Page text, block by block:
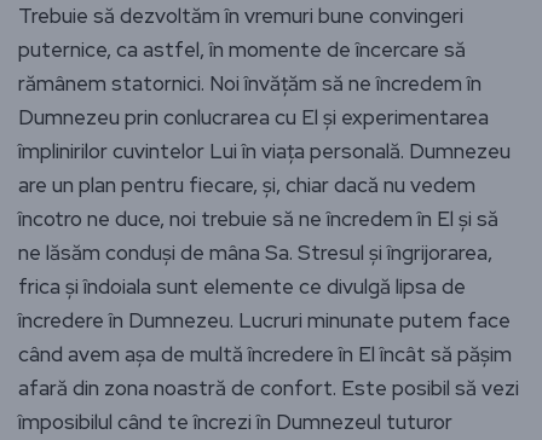
Trebuie să dezvoltăm în vremuri bune convingeri
puternice, ca astfel, în momente de încercare să
rămânem statornici. Noi învățăm să ne încredem în
Dumnezeu prin conlucrarea cu El și experimentarea
împlinirilor cuvintelor Lui în viața personală. Dumnezeu
are un plan pentru fiecare, și, chiar dacă nu vedem
încotro ne duce, noi trebuie să ne încredem în El și să
ne lăsăm conduși de mâna Sa. Stresul și îngrijorarea,
frica și îndoiala sunt elemente ce divulgă lipsa de
încredere în Dumnezeu. Lucruri minunate putem face
când avem așa de multă încredere în El încât să pășim
afară din zona noastră de confort. Este posibil să vezi
împosibilul când te încrezi în Dumnezeul tuturor